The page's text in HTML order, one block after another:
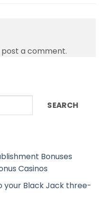
a comment.
SEARCH
Bonuses
Casinos
your Black Jack three-